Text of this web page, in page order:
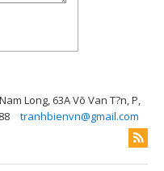
Long, 63A Võ Van T?n, P,
tranhbienvn@gmail.com